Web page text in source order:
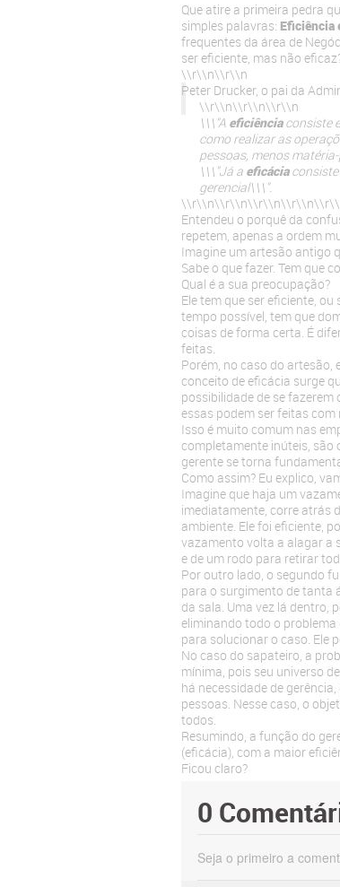
Que atire a primeira pedra
simples palavras: Eficiência
frequentes da área de
ser eficiente, mas não
\\r\\n
Peter Drucker, o pai da
\\r\\n
\\r\\n
\\\"A eficiênciaconsiste
como realizar as
pessoas, menos
\\r\\n
\\\"Já a eficácia
gerencial\\\".
\\r\\n
\\r\\n
Entendeu o porquê da
repetem, apenas a ordem
\\r\\n
Imagine um artesão antigo
Sabe o que fazer. Tem que
\\r\\n
Qual é a sua preocupação?
\\r\\n
Ele tem que ser eficiente,
tempo possível, tem que
coisas de forma certa. É
feitas.
Porém, no caso do artesão,
conceito de eficácia surge
possibilidade de se
essas podem ser feitas com
Isso é muito comum nas
completamente inúteis, são
gerente se torna
Como assim? Eu explico,
Imagine que haja um
imediatamente, corre atrás
ambiente. Ele foi eficiente,
vazamento volta a alagar a
e de um rodo para retirar
Por outro lado, o segundo
para o surgimento de tanta
da sala. Uma vez lá dentro,
eliminando todo o
para solucionar o caso. Ele
No caso do sapateiro, a
mínima, pois seu universo
há necessidade de
pessoas. Nesse caso, o
todos.
Resumindo, a função do
(eficácia), com a maior
Ficou claro?
0
Seja o primeiro a